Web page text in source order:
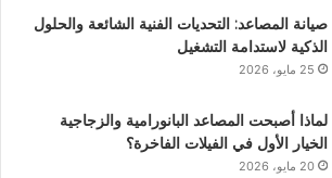
صيانة المصاعد: التحديات الفنية الشائعة والحلول
الذكية لاستدامة التشغيل
25 مايو، 2026
لماذا أصبحت المصاعد البانورامية والزجاجية
الخيار الأول في الفيلات الفاخرة؟
20 مايو، 2026